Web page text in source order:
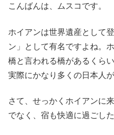
こんばんは、ムスコです。
ホイアンは世界遺産として
ン」として有名ですよね。
橋と言われる橋があるくら
実際にかなり多くの日本人
さて、せっかくホイアンに
でなく、宿も快適に過ごし